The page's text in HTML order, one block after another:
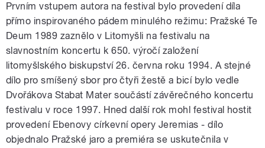
Prvním vstupem autora na festival bylo provedení díla
přímo inspirovaného pádem minulého režimu: Pražské Te
Deum 1989 zaznělo v Litomyšli na festivalu na
slavnostním koncertu k 650. výročí založení
litomyšlského biskupství 26. června roku 1994. A stejné
dílo pro smíšený sbor pro čtyři žestě a bicí bylo vedle
Dvořákova Stabat Mater součástí závěrečného koncertu
festivalu v roce 1997. Hned další rok mohl festival hostit
provedení Ebenovy církevní opery Jeremias - dílo
objednalo Pražské jaro a premiéra se uskutečnila v